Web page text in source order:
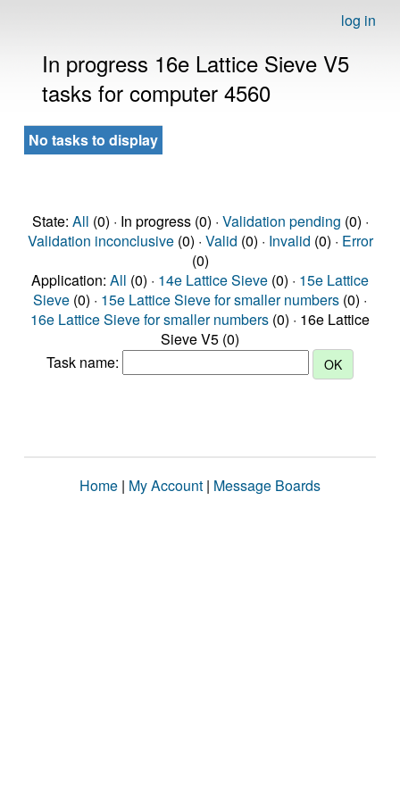
log in
In progress 16e Lattice Sieve V5
tasks for computer 4560
No tasks to display
State: All (0) · In progress (0) · Validation pending (0) ·
Validation inconclusive(0) · Valid (0) · Invalid (0) · Error
(0)
Application: All (0) · 14e Lattice Sieve (0) · 15e Lattice
Sieve (0) · 15e Lattice Sieve for smaller numbers (0) ·
16e Lattice Sieve for smaller numbers (0) · 16e Lattice
Sieve V5 (0)
Task name:
Home | My Account | Message Boards